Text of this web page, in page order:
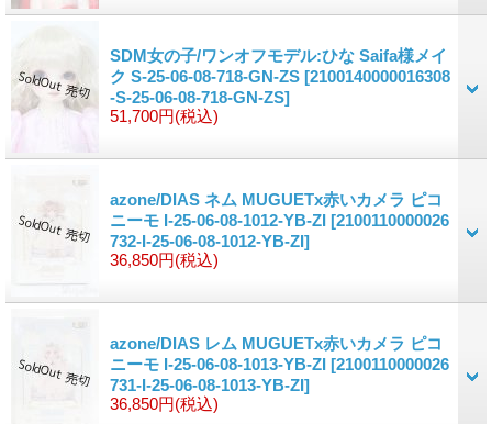
SDM女の子/ワンオフモデル:ひな Saifa様メイ
ク S-25-06-08-718-GN-ZS [2100140000016308
-S-25-06-08-718-GN-ZS]
51,700円(税込)
azone/DIAS ネム MUGUETx赤いカメラ ピコ
ニーモ I-25-06-08-1012-YB-ZI [2100110000026
732-I-25-06-08-1012-YB-ZI]
36,850円(税込)
azone/DIAS レム MUGUETx赤いカメラ ピコ
ニーモ I-25-06-08-1013-YB-ZI [2100110000026
731-I-25-06-08-1013-YB-ZI]
36,850円(税込)